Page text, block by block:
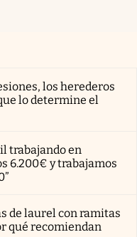
los herederos
lo determine el
trabajando en
6.200€ y trabajamos
de laurel con ramitas
qué recomiendan